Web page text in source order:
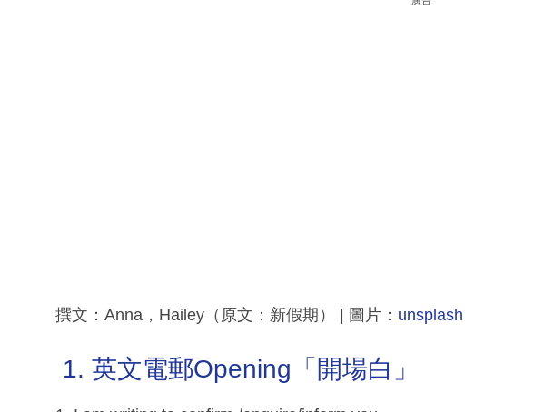
撰文：Anna，Hailey（原文：新假期） | 圖片： unsplash
1. 英文電郵Opening「開場白」